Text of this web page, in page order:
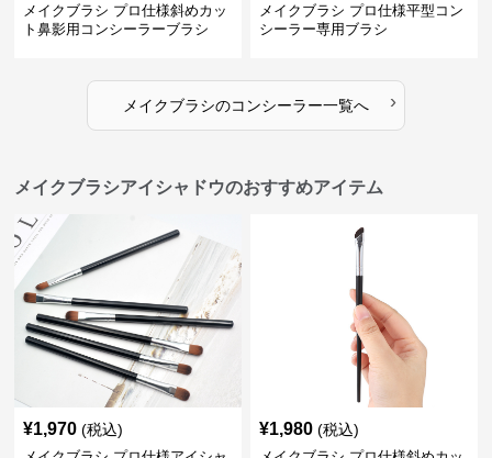
メイクブラシ プロ仕様斜めカッ
ト鼻影用コンシーラーブラシ
メイクブラシ プロ仕様平型コン
シーラー専用ブラシ
メイクブラシのコンシーラー一覧へ ›
メイクブラシアイシャドウのおすすめアイテム
¥1,970 (税込) ¥1,980 (税込)